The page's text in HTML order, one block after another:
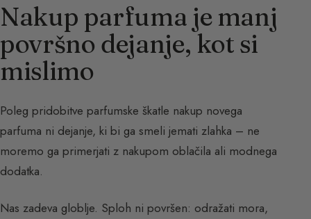
Nakup parfuma je manj
površno dejanje, kot si
mislimo
Poleg pridobitve parfumske škatle nakup novega
parfuma ni dejanje, ki bi ga smeli jemati zlahka – ne
moremo ga primerjati z nakupom oblačila ali modnega
dodatka.
Nas zadeva globlje. Sploh ni površen: odražati mora,